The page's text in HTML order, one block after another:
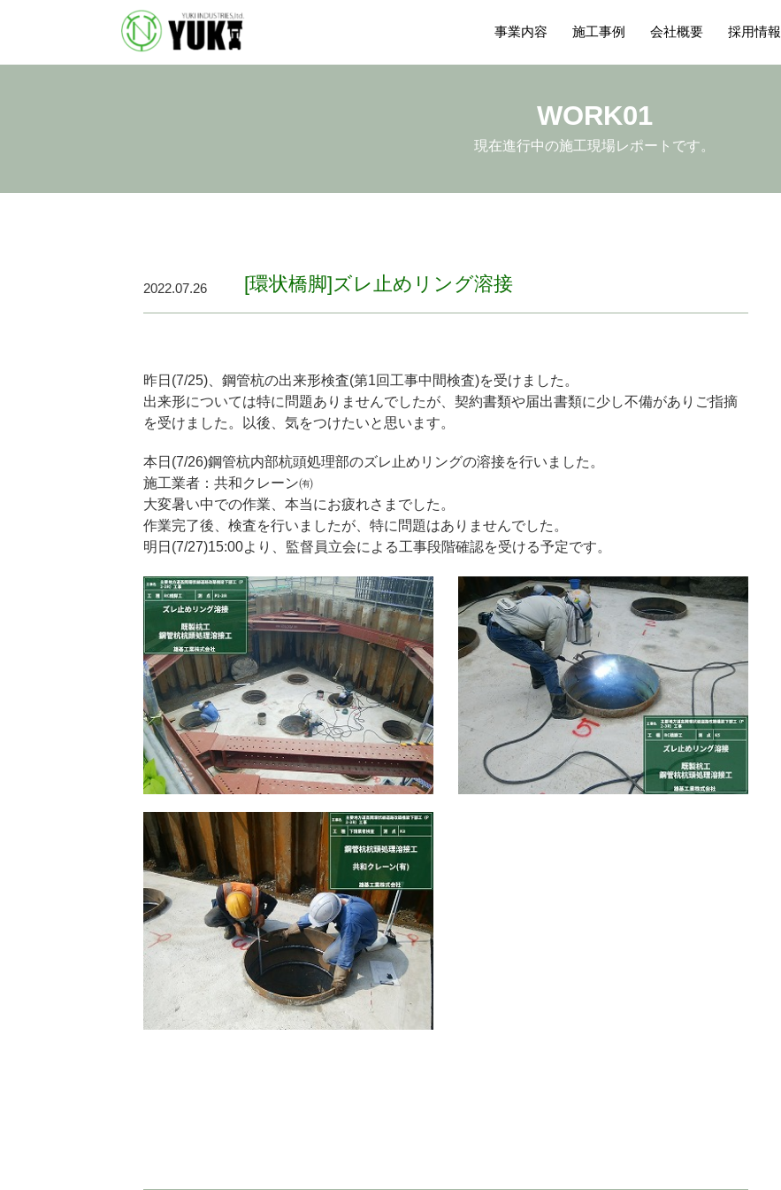
事業内容 施工事例 会社概要 採用情報
WORK01
現在進行中の施工現場レポートです。
2022.07.26 [環状橋脚]ズレ止めリング溶接
昨日(7/25)、鋼管杭の出来形検査(第1回工事中間検査)を受けました。
出来形については特に問題ありませんでしたが、契約書類や届出書類に少し不備がありご指摘
を受けました。以後、気をつけたいと思います。
本日(7/26)鋼管杭内部杭頭処理部のズレ止めリングの溶接を行いました。
施工業者：共和クレーン㈲
大変暑い中での作業、本当にお疲れさまでした。
作業完了後、検査を行いましたが、特に問題はありませんでした。
明日(7/27)15:00より、監督員立会による工事段階確認を受ける予定です。